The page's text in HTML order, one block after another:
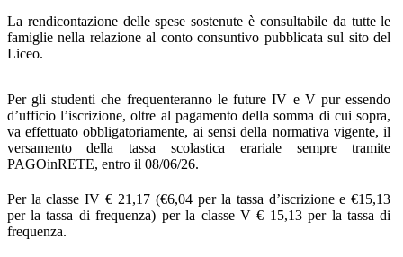
La rendicontazione delle spese sostenute è consultabile da tutte le
famiglie nella relazione al conto consuntivo pubblicata sul sito del
Liceo.
Per gli studenti che frequenteranno le future IV e V pur essendo
d’ufficio l’iscrizione, oltre al pagamento della somma di cui sopra,
va effettuato obbligatoriamente, ai sensi della normativa vigente, il
versamento della tassa scolastica erariale sempre tramite
PAGOinRETE, entro il 08/06/26.
Per la classe IV € 21,17 (€6,04 per la tassa d’iscrizione e €15,13
per la tassa di frequenza) per la classe V € 15,13 per la tassa di
frequenza.